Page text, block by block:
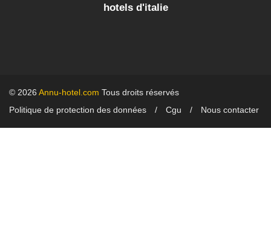
hotels d'italie
© 2026 Annu-hotel.com Tous droits réservés
Politique de protection des données
Cgu Nous contacter